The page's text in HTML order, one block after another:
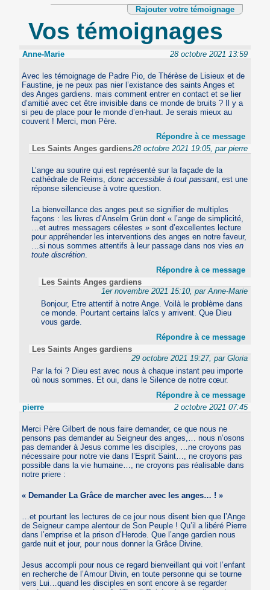
Rajouter votre témoignage
Vos témoignages
Anne-Marie 28 octobre 2021 13:59
Avec les témoignage de Padre Pio, de Thérèse de Lisieux et de
Faustine, je ne peux pas nier l’existance des saints Anges et
des Anges gardiens. mais comment entrer en contact et se lier
d’amitié avec cet être invisible dans ce monde de bruits ? Il y a
si peu de place pour le monde d’en-haut. Je serais mieux au
couvent ! Merci, mon Père.
Répondre à ce message
Les Saints Anges gardiens28 octobre 2021 19:05, par pierre
L’ange au sourire qui est représenté sur la façade de la
cathédrale de Reims, donc accessible à tout passant, est une
réponse silencieuse à votre question.
La bienveillance des anges peut se signifier de multiples
façons : les livres d’Anselm Grün dont « l’ange de simplicité,
…et autres messagers célestes » sont d’excellentes lecture
pour appréhender les interventions des anges en notre faveur,
…si nous sommes attentifs à leur passage dans nos vies en
toute discrétion.
Répondre à ce message
Les Saints Anges gardiens
1er novembre 2021 15:10, par Anne-Marie
Bonjour, Etre attentif à notre Ange. Voilà le problème dans
ce monde. Pourtant certains laïcs y arrivent. Que Dieu
vous garde.
Répondre à ce message
Les Saints Anges gardiens
29 octobre 2021 19:27, par Gloria
Par la foi ? Dieu est avec nous à chaque instant peu importe
où nous sommes. Et oui, dans le Silence de notre cœur.
Répondre à ce message
pierre
2 octobre 2021 07:45
Merci Père Gilbert de nous faire demander, ce que nous ne
pensons pas demander au Seigneur des anges,… nous n’osons
pas demander à Jesus comme les disciples, …ne croyons pas
nécessaire pour notre vie dans l’Esprit Saint…, ne croyons pas
possible dans la vie humaine…, ne croyons pas réalisable dans
notre priere :
« Demander La Grâce de marcher avec les anges… ! »
…et pourtant les lectures de ce jour nous disent bien que l’Ange
de Seigneur campe alentour de Son Peuple ! Qu’il a libéré Pierre
dans l’emprise et la prison d’Herode. Que l’ange gardien nous
garde nuit et jour, pour nous donner la Grâce Divine.
Jesus accompli pour nous ce regard bienveillant qui voit l’enfant
en recherche de l’Amour Divin, en toute personne qui se tourne
vers Lui…quand les disciples en sont encore à se regarder